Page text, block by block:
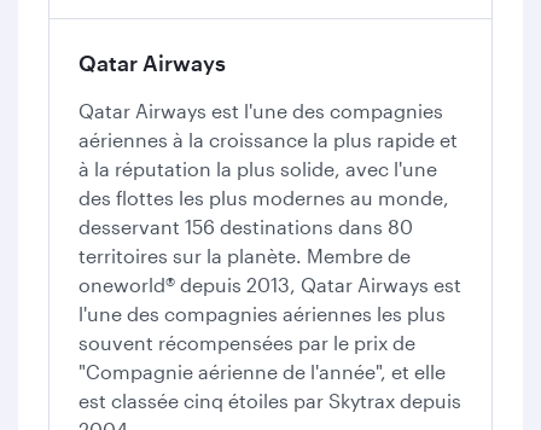
Qatar Airways
Qatar Airways est l'une des compagnies
aériennes à la croissance la plus rapide et
à la réputation la plus solide, avec l'une
des flottes les plus modernes au monde,
desservant 156 destinations dans 80
territoires sur la planète. Membre de
oneworld® depuis 2013, Qatar Airways est
l'une des compagnies aériennes les plus
souvent récompensées par le prix de
"Compagnie aérienne de l'année", et elle
est classée cinq étoiles par Skytrax depuis